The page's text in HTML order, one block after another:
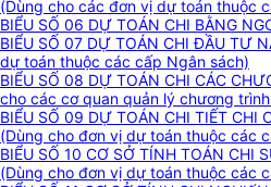
(Dùng cho các đơn vị dự toán thuộc
BIỂU SỐ 06 DỰ TOÁN CHI BẰNG
BIỂU SỐ 07 DỰ TOÁN CHI ĐẦU TƯ
dự toán thuộc các cấp Ngân sách)
BIỂU SỐ 08 DỰ TOÁN CHI CÁC
cho các cơ quan quản lý chương
BIỂU SỐ 09 DỰ TOÁN CHI TIẾT CHI
(Dùng cho đơn vị dự toán thuộc các
BIỂU SỐ 10 CƠ SỞ TÍNH TOÁN CHI
(Dùng cho đơn vị dự toán thuộc các